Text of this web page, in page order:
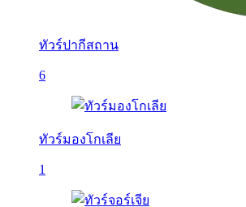
ทัวร์ปากีสถาน
6
ทัวร์มองโกเลีย
1